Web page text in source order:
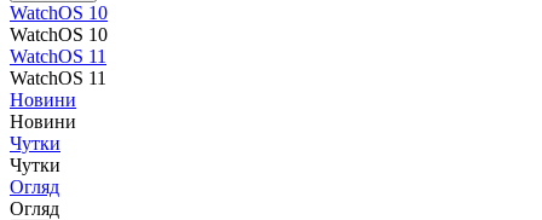
WatchOS 10
WatchOS 10
WatchOS 11
WatchOS 11
Новини
Новини
Чутки
Чутки
Огляд
Огляд